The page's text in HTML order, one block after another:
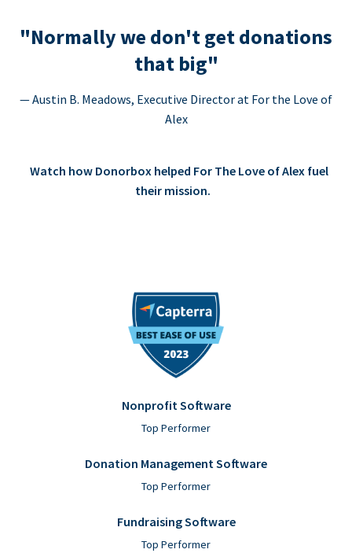
"Normally we don't get donations
that big"
— Austin B. Meadows, Executive Director at For the Love of
Alex
Watch how Donorbox helped For The Love of Alex fuel
their mission.
Nonprofit Software
Top Performer
Donation Management Software
Top Performer
Fundraising Software
Top Performer